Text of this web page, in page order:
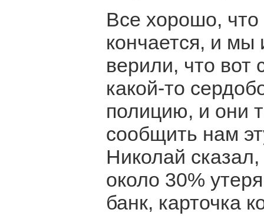
Все хорошо,
кончается, и мы
верили, что вот
какой-то
полицию, и они
сообщить нам
Николай
около 30%
банк, карточка